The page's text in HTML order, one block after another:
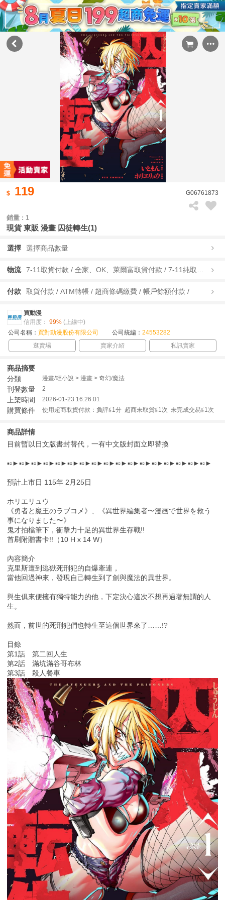
119 G06761873
銷量 : 1
現貨 東販 漫畫 囚徒轉生(1)
選擇 選擇商品數量
物流
付款 取貨付款 / ATM轉帳 / 超商條碼繳費 / 帳戶餘額付款 /
買動漫
信用度： 99% (上線中)
公司名稱： 買對動漫股份有限公司 公司統編： 24553282
逛賣場
賣家介紹 私訊賣家
商品摘要
分類
漫畫/輕小說 > 漫畫 > 奇幻/魔法
刊登數量 2
上架時間 2026-01-23 16:26:01
購買條件 使用超商取貨付款：負評≦1分 超商未取貨≦1次 未完成交易≦1次
商品詳情
目前暫以日文版書封替代，一有中文版封面立即替換
▪▫►▪▫►▪▫►▪▫►▪▫►▪▫►▪▫►▪▫►▪▫►▪▫►▪▫►▪▫►▪▫►▪▫►▪▫►▪▫►▪▫►
預計上市日 115年 2月25日
ホリエリュウ
《勇者と魔王のラブコメ》、《異世界編集者〜漫画で世界を救う
事になりました〜》
鬼才拍檔筆下，衝擊力十足的異世界生存戰!!
首刷附贈書卡!!（10 H x 14 W）
內容簡介
克里斯遭到逃獄死刑犯的自爆牽連，
當他回過神來，發現自己轉生到了劍與魔法的異世界。
與生俱來便擁有獨特能力的他，下定決心這次不想再過著無謂的人
生。
然而，前世的死刑犯們也轉生至這個世界來了……!?
目錄
第1話 第二回人生
第2話 滿坑滿谷哥布林
第3話 殺人餐車